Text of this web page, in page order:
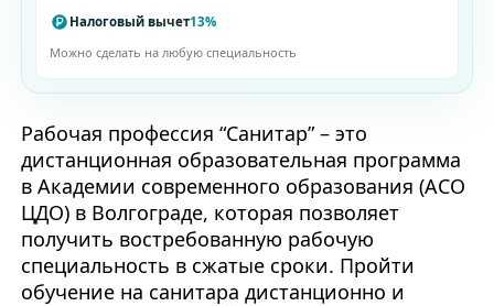
Налоговый вычет13%
Можно сделать на любую специальность
Рабочая профессия “Санитар” – это
дистанционная образовательная программа
в Академии современного образования (АСО
ЦДО) в Волгограде, которая позволяет
получить востребованную рабочую
специальность в сжатые сроки. Пройти
обучение на санитара дистанционно и